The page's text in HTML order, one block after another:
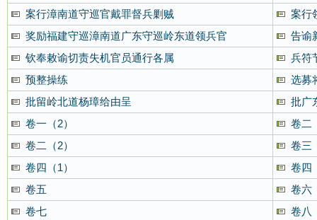
案行漳南道守巡官戴罪督兵剿贼
案行
奖励福建守巡漳南道广东守巡岭东道领兵官
告谕
钦奉敕谕切责失机官员通行各属
兵符
预整操练
选募
批留岭北道杨璋给由呈
批广
卷一（2）
卷二
卷二（2）
卷三
卷四（1）
卷四
卷五
卷六
卷七
卷八